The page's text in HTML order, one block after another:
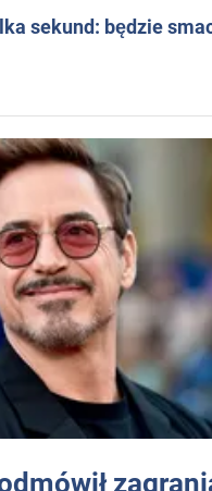
sekund: będzie